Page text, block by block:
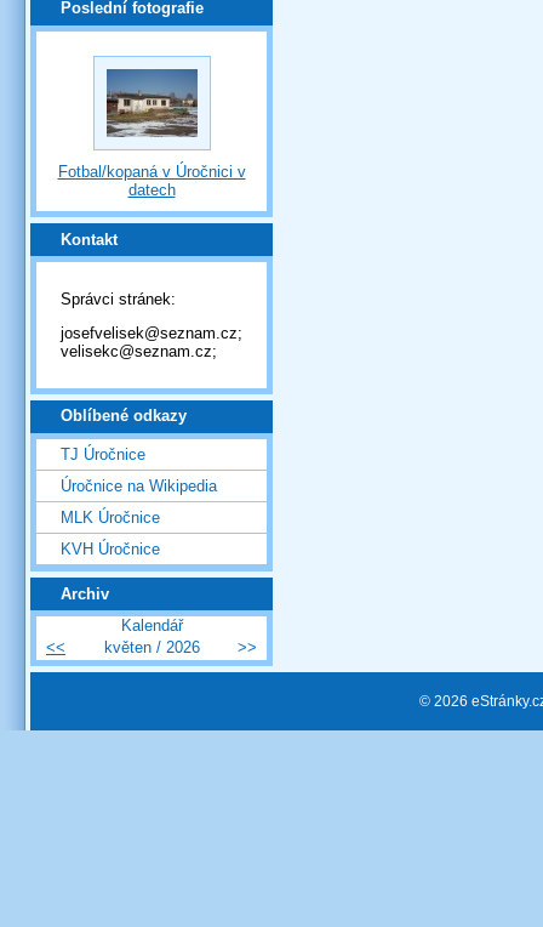
Poslední fotografie
Fotbal/kopaná v Úročnici v
datech
Kontakt
Správci stránek:
josefvelisek@seznam.cz;
velisekc@seznam.cz;
Oblíbené odkazy
TJ Úročnice
Úročnice na Wikipedia
MLK Úročnice
KVH Úročnice
Archiv
Kalendář
<<
květen / 2026 >>
© 2026